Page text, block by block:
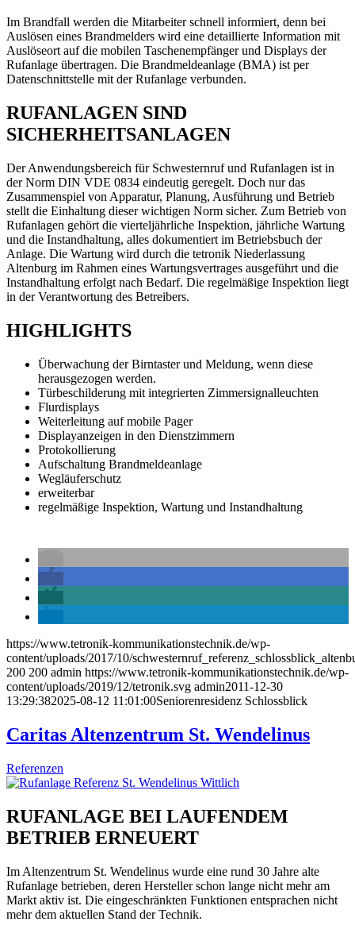
Im Brandfall werden die Mitarbeiter schnell informiert, denn bei
Auslösen eines Brandmelders wird eine detaillierte Information mit
Auslöseort auf die mobilen Taschenempfänger und Displays der
Rufanlage übertragen. Die Brandmeldeanlage (BMA) ist per
Datenschnittstelle mit der Rufanlage verbunden.
RUFANLAGEN SIND
SICHERHEITSANLAGEN
Der Anwendungsbereich für Schwesternruf und Rufanlagen ist in
der Norm DIN VDE 0834 eindeutig geregelt. Doch nur das
Zusammenspiel von Apparatur, Planung, Ausführung und Betrieb
stellt die Einhaltung dieser wichtigen Norm sicher. Zum Betrieb von
Rufanlagen gehört die vierteljährliche Inspektion, jährliche Wartung
und die Instandhaltung, alles dokumentiert im Betriebsbuch der
Anlage. Die Wartung wird durch die tetronik Niederlassung
Altenburg im Rahmen eines Wartungsvertrages ausgeführt und die
Instandhaltung erfolgt nach Bedarf. Die regelmäßige Inspektion liegt
in der Verantwortung des Betreibers.
HIGHLIGHTS
Überwachung der Birntaster und Meldung, wenn diese
herausgezogen werden.
Türbeschilderung mit integrierten Zimmersignalleuchten
Flurdisplays
Weiterleitung auf mobile Pager
Displayanzeigen in den Dienstzimmern
Protokollierung
Aufschaltung Brandmeldeanlage
Wegläuferschutz
erweiterbar
regelmäßige Inspektion, Wartung und Instandhaltung
https://www.tetronik-kommunikationstechnik.de/wp-
content/uploads/2017/10/
200 200 admin https://www.tetronik-kommunikationstechnik.de/wp-
content/uploads/2019/12/tetronik.svg admin2011-12-30
13:29:382025-08-12 11:01:00Seniorenresidenz Schlossblick
Caritas Altenzentrum St. Wendelinus
Referenzen
RUFANLAGE BEI LAUFENDEM
BETRIEB ERNEUERT
Im Altenzentrum St. Wendelinus wurde eine rund 30 Jahre alte
Rufanlage betrieben, deren Hersteller schon lange nicht mehr am
Markt aktiv ist. Die eingeschränkten Funktionen entsprachen nicht
mehr dem aktuellen Stand der Technik.